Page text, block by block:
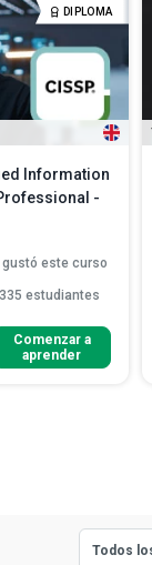
Cursos
DIPLOMA
Information
-
este curso
estudiantes
de
Comenzar a
aprender
Todos